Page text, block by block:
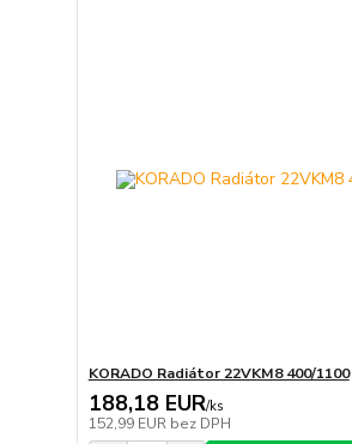
KORADO Radiátor 22VKM8 400/1100
188,18 EUR/ks
152,99 EUR bez DPH